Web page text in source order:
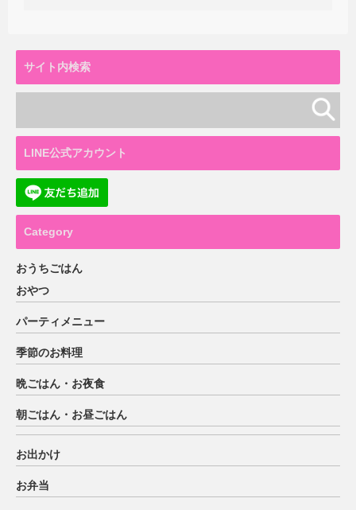
サイト内検索
LINE公式アカウント
Category
おうちごはん
おやつ
パーティメニュー
季節のお料理
晩ごはん・お夜食
朝ごはん・お昼ごはん
お出かけ
お弁当